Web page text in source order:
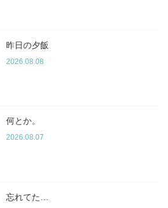
昨日の夕飯
2026.08.08
何とか。
2026.08.07
忘れてた…